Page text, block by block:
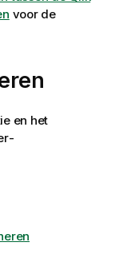
voor de
en het
-